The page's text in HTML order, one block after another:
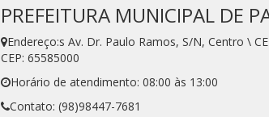
PREFEITURA MUNICIPAL DE
Endereço:s Av. Dr. Paulo Ramos, S/N, Centro \
CEP: 65585000
Horário de atendimento: 08:00 às 13:00
Contato: (98)98447-7681